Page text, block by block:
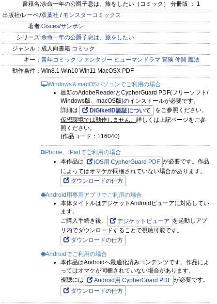
書籍名:余命一年の公爵子息は、旅をしたい（コミック） 分冊版 ： 1
出版社/レーベル:双葉社 / モンスターコミックス
著者:Gisces/サンボン
シリーズ:余命一年の公爵子息は、旅をしたい
ジャンル： 成人向書籍 コミック
キー： 青年コミック ファンタジー ヒューマンドラマ 冒険 仲間 魔法
動作条件： Win8.1 Win10 Win11 MacOSX PDF
Windows＆macOSパソコンでご利用の場合
最新のAdobeReaderとCypherGuard PDF(フリーソフト/
Windows版、macOS版)のインストールが必要です。
詳細は
DiGiketID認証について
をご参照ください。
仮想環境では動作しません。 詳しくは上記ページをご参
照ください。
(作品コード：116040)
iPhone、iPadでご利用の場合
本作品は
iOS用 CypherGuard PDF が必要です。作品
によってはオマケが同梱されていない場合があります。
ダウンロードの仕方
Android用専用アプリでご利用の場合
本体タイトルはデジケットAndroidビューアに対応してい
ます。
ご購入手続き後、
デジケットビューア を起動しアプ
リ内でダウンロードすることで視聴可能です。
ダウンロードの仕方
Androidでご利用の場合
本作品はAndroidへ最適化済みコンテンツです。作品によ
ってはオマケが同梱されていない場合があります。
視聴には
Android用 CypherGuard PDF が必要です。
ダウンロードの仕方